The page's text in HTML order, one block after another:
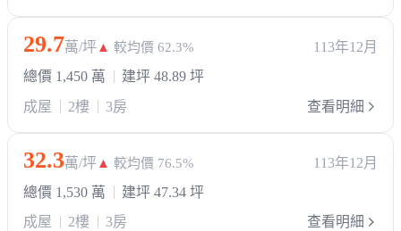
29.7萬/坪▲ 較均價 62.3%
113年12月
總價 1,450 萬
建坪 48.89 坪
成屋
2樓 3房 查看明細
32.3萬/坪▲ 較均價 76.5%
113年12月
總價 1,530 萬
建坪 47.34 坪
成屋
2樓 3房 查看明細